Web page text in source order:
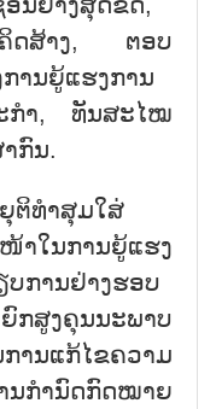
ຄິດສ້າງ, ຕອບ
ານຍູ້ແຮງການ
ະກຳ, ທັນສະໄໝ
ກົນ.
ຕິທຳສຸມໃສ່
ໃນການຍູ້ແຮງ
ການຢ່າງຮອບ
ກສູງຄຸນນະພາບ
ນແກ້ໄຂຄວາມ
ກຳນົດກົດໝາຍ